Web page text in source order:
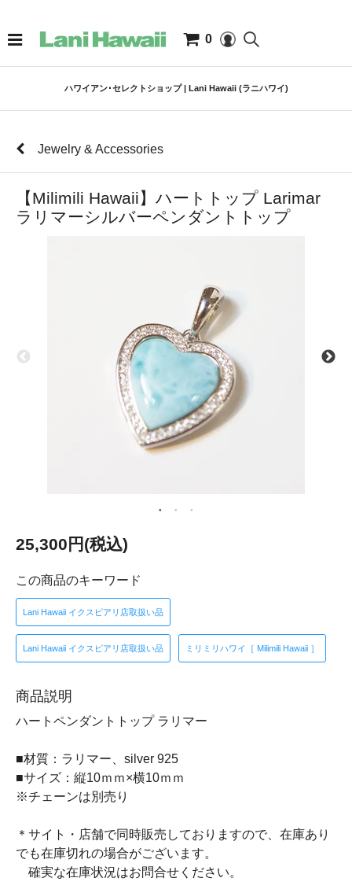
0
ハワイアン･セレクトショップ | Lani Hawaii (ラニハワイ)
Jewelry & Accessories
【Milimili Hawaii】ハートトップ Larimar
ラリマーシルバーペンダントトップ
25,300円(税込)
この商品のキーワード
Lani Hawaii イクスピアリ店取扱い品
Lani Hawaii イクスピアリ店取扱い品 ミリミリハワイ［ Milimili Hawaii ］
商品説明
ハートペンダントトップ ラリマー
■材質：ラリマー、silver 925
■サイズ：縦10ｍｍ×横10ｍｍ
※チェーンは別売り
＊サイト・店舗で同時販売しておりますので、在庫あり
でも在庫切れの場合がございます。
確実な在庫状況はお問合せください。